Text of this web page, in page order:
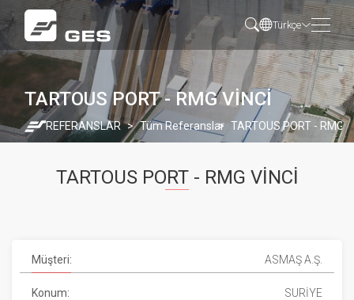
Türkçe
TARTOUS PORT - RMG VİNCİ
REFERANSLAR Tüm Referanslar TARTOUS PORT - RMG
TARTOUS PORT - RMG VİNCİ
Müşteri: ASMAŞ A.Ş.
Konum: SURİYE